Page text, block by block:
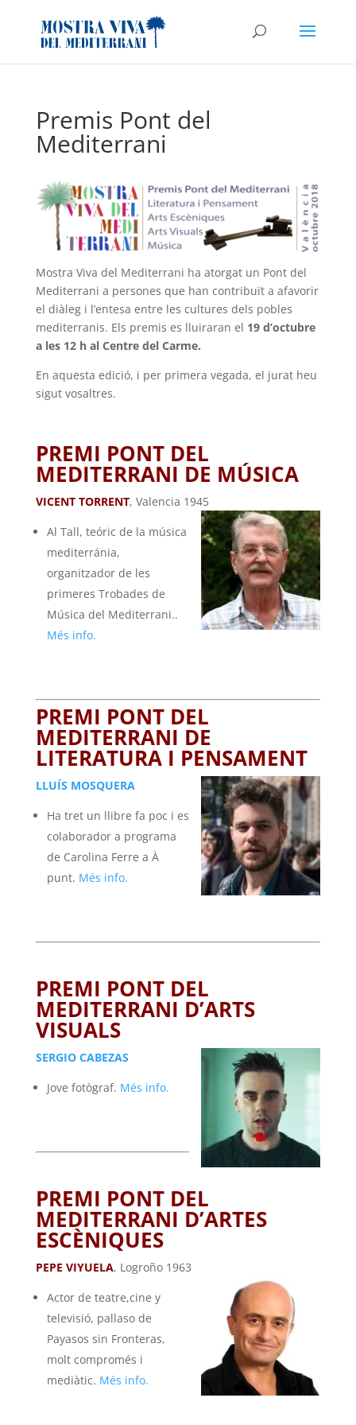
Premis Pont del
Mediterrani
Mostra Viva del Mediterrani ha atorgat un Pont del
Mediterrani a persones que han contribuït a afavorir
el diàleg i l’entesa entre les cultures dels pobles
mediterranis. Els premis es lluiraran el 19 d’octubre
a les 12 h al Centre del Carme.
En aquesta edició, i per primera vegada, el jurat heu
sigut vosaltres.
PREMI PONT DEL
MEDITERRANI DE MÚSICA
VICENT TORRENT, Valencia 1945
Al Tall, teóric de la música
mediterránia,
organitzador de les
primeres Trobades de
Música del Mediterrani..
Més info.
PREMI PONT DEL
MEDITERRANI DE
LITERATURA I PENSAMENT
LLUÍS MOSQUERA
Ha tret un llibre fa poc i es
colaborador a programa
de Carolina Ferre a À
punt. Més info.
PREMI PONT DEL
MEDITERRANI D’ARTS
VISUALS
SERGIO CABEZAS
Jove fotògraf. Més info.
PREMI PONT DEL
MEDITERRANI D’ARTES
ESCÈNIQUES
PEPE VIYUELA, Logroño 1963
Actor de teatre,cine y
televisió, pallaso de
Payasos sin Fronteras,
molt compromés i
mediàtic. Més info.